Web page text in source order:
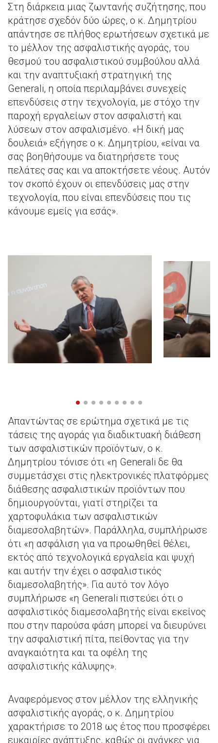
Στη διάρκεια μιας ζωντανής συζήτησης, που
κράτησε σχεδόν δύο ώρες, ο κ. Δημητρίου
απάντησε σε πλήθος ερωτήσεων σχετικά με
το μέλλον της ασφαλιστικής αγοράς, του
θεσμού του ασφαλιστικού συμβούλου αλλά
και την αναπτυξιακή στρατηγική της
Generali, η οποία περιλαμβάνει συνεχείς
επενδύσεις στην τεχνολογία, με στόχο την
παροχή εργαλείων στον ασφαλιστή και
λύσεων στον ασφαλισμένο. «Η δική μας
δουλειά» εξήγησε ο κ. Δημητρίου, «είναι να
σας βοηθήσουμε να διατηρήσετε τους
πελάτες σας και να αποκτήσετε νέους. Αυτόν
τον σκοπό έχουν οι επενδύσεις μας στην
τεχνολογία, που είναι επενδύσεις που τις
κάνουμε εμείς για εσάς».
Απαντώντας σε ερώτημα σχετικά με τις
τάσεις της αγοράς για διαδικτυακή διάθεση
των ασφαλιστικών προϊόντων, ο κ.
Δημητρίου τόνισε ότι «η Generali δε θα
συμμετάσχει στις ηλεκτρονικές πλατφόρμες
διάθεσης ασφαλιστικών προϊόντων που
δημιουργούνται, γιατί στηρίζει τα
χαρτοφυλάκια των ασφαλιστικών
διαμεσολαβητών». Παράλληλα, συμπλήρωσε
ότι «η ασφάλιση για να προωθηθεί θέλει,
εκτός από τεχνολογικά εργαλεία και ψυχή
και αυτήν την έχει ο ασφαλιστικός
διαμεσολαβητής». Για αυτό τον λόγο
συμπλήρωσε «η Generali πιστεύει ότι ο
ασφαλιστικός διαμεσολαβητής είναι εκείνος
που στην παρούσα φάση μπορεί να διευρύνει
την ασφαλιστική πίτα, πείθοντας για την
αναγκαιότητα και τα οφέλη της
ασφαλιστικής κάλυψης».
Αναφερόμενος στον μέλλον της ελληνικής
ασφαλιστικής αγοράς, ο κ. Δημητρίου
χαρακτήρισε το 2018 ως έτος που προσφέρει
ευκαιρίες ανάπτυξης, καθώς οι ανάγκες για